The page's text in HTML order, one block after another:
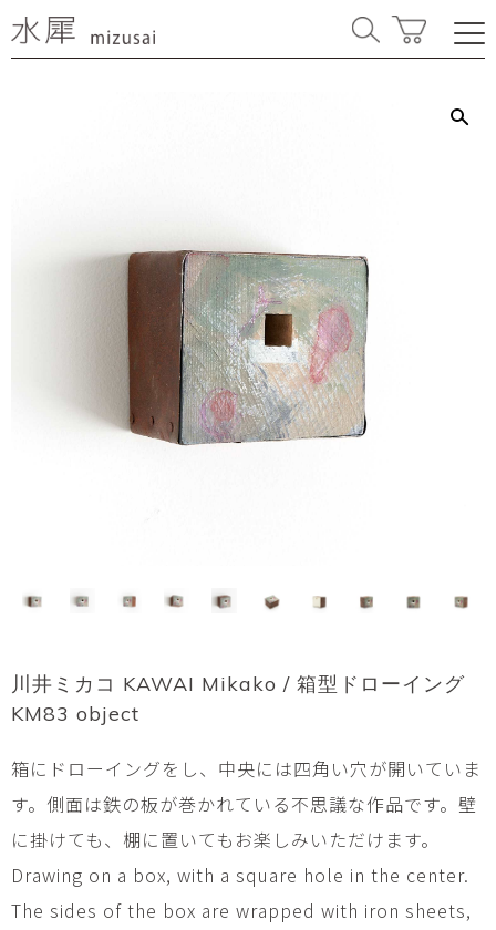
川井ミカコ KAWAI Mikako / 箱型ドローイング
KM83 object
箱にドローイングをし、中央には四角い穴が開いていま
す。側面は鉄の板が巻かれている不思議な作品です。壁
に掛けても、棚に置いてもお楽しみいただけます。
Drawing on a box, with a square hole in the center.
The sides of the box are wrapped with iron sheets,